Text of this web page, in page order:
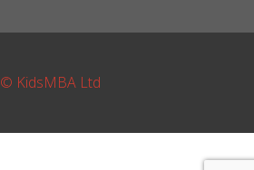
© KidsMBA Ltd